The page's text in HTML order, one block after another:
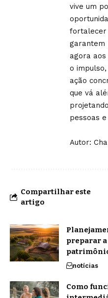
vive um
fortalecer
garantem
agora
o
ação
que vá
pessoas
Autor:
Compartilhar este
artigo
preparar
notícias
Como